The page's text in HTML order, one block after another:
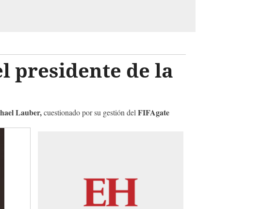
presidente de la
Lauber,cuestionado por su gestión del FIFAgate